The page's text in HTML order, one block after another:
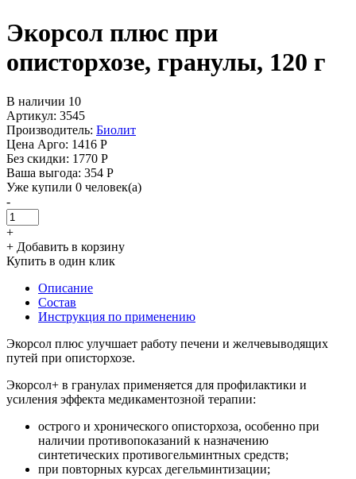
Экорсол плюс при
описторхозе, гранулы, 120 г
В наличии 10
Артикул: 3545
Производитель: Биолит
Цена Арго: 1416 Р
Без скидки: 1770 Р
Ваша выгода: 354 Р
Уже купили 0 человек(а)
-
+
+ Добавить в корзину
Купить в один клик
Описание
Состав
Инструкция по применению
Экорсол плюс улучшает работу печени и желчевыводящих
путей при описторхозе.
Экорсол+ в гранулах применяется для профилактики и
усиления эффекта медикаментозной терапии:
острого и хронического описторхоза, особенно при
наличии противопоказаний к назначению
синтетических противогельминтных средств;
при повторных курсах дегельминтизации;